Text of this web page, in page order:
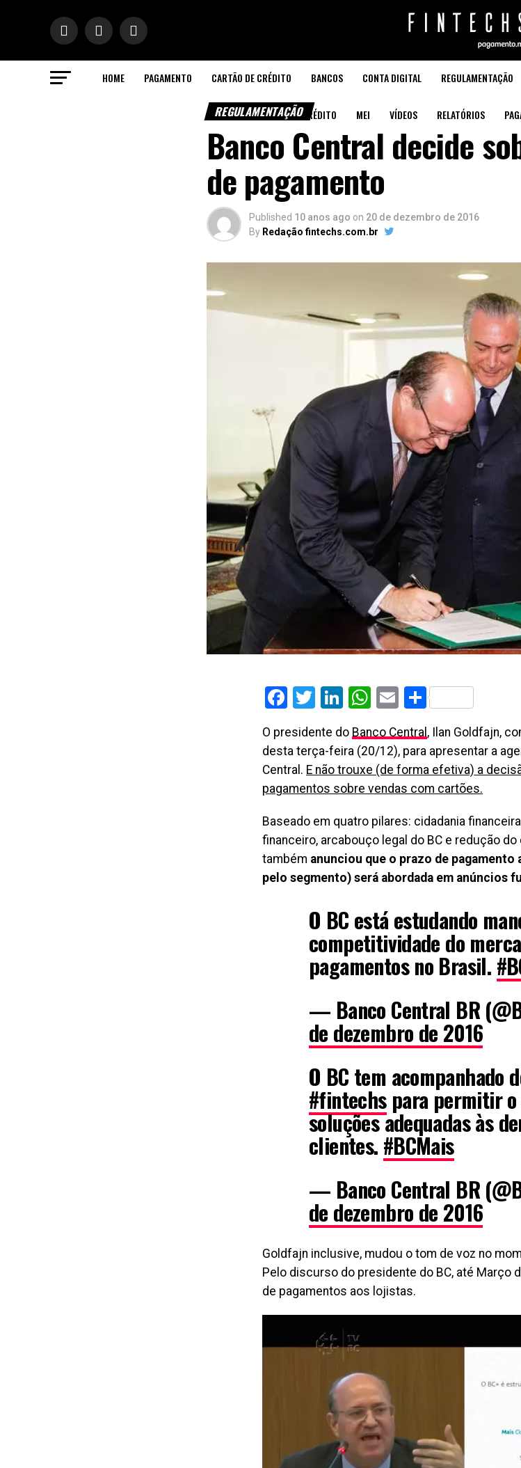
HOME PAGAMENTO CARTÃO DE CRÉDITO BANCOS CONTA DIGITAL REGULAMENTAÇÃO
CRÉDITO MEI VÍDEOS RELATÓRIOS
REGULAMENTAÇÃO
Banco Central decide
de pagamento
Published 10 anos ago on 20 de dezembro de 2016
By Redação fintechs.com.br
Facebook
Twitter
LinkedIn
WhatsApp
EmailShare
O presidente do Banco Central , Ilan Goldfajn,
desta terça-feira (20/12), para apresentar a
Central. E não trouxe (de forma efetiva) a
pagamentos sobre vendas com cartões.
Baseado em quatro pilares: cidadania
financeiro, arcabouço legal do BC e redução
também anunciou que o prazo de
pelo segmento) será abordada em anúncios
O BC está estudando
competitividade do
pagamentos no Brasil.
— Banco Central BR
de dezembro de 2016
O BC tem acompanhado
#fintechspara permitir o
soluções adequadas às
clientes. #BCMais
— Banco Central BR
de dezembro de 2016
Goldfajn inclusive, mudou o tom de voz no
Pelo discurso do presidente do BC, até Março
de pagamentos aos lojistas.